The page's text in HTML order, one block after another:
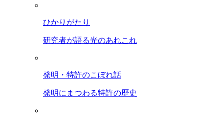
ひかりがたり
研究者が語る光のあれこれ
発明・特許のこぼれ話
発明にまつわる特許の歴史